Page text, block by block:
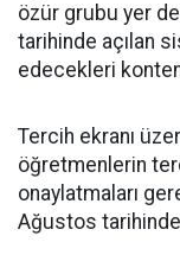
özür grubu yer
tarihinde açılan
edecekleri
Tercih ekranı
öğretmenlerin
onaylatmaları
Ağustos